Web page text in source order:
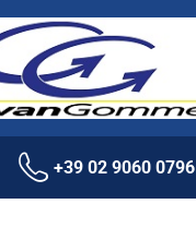
+39 02 9060 0796